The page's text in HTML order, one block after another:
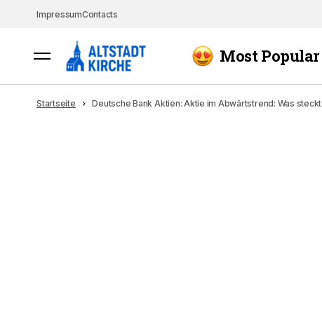
ImpressumContacts
Most Popular
Startseite Deutsche Bank Aktien: Aktie im Abwärtstrend: Was steckt